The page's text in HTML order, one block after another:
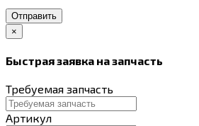
Отправить
×
Быстрая заявка на запчасть
Требуемая запчасть
Артикул